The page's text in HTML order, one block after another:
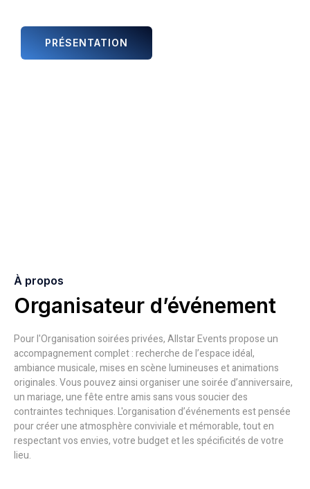
PRÉSENTATION
À propos
Organisateur d’événement
Pour l'Organisation soirées privées, Allstar Events propose un
accompagnement complet : recherche de l’espace idéal,
ambiance musicale, mises en scène lumineuses et animations
originales. Vous pouvez ainsi organiser une soirée d’anniversaire,
un mariage, une fête entre amis sans vous soucier des
contraintes techniques. L'organisation d’événements est pensée
pour créer une atmosphère conviviale et mémorable, tout en
respectant vos envies, votre budget et les spécificités de votre
lieu.